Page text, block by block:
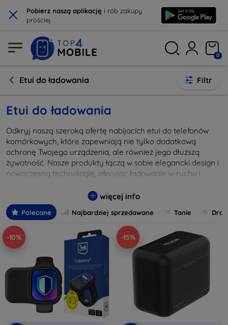
× Pobierz naszą aplikację i rób zakupy
prościej
0
Etui do ładowania Filtr
Etui do ładowania
Odkryj naszą szeroką ofertę nabíjacích etui do telefonów
komórkowych, które zapewniają nie tylko dodatkową
ochronę Twojego urządzenia, ale również jego dłuższą
żywotność. Nasze produkty łączą w sobie elegancki design i
nowoczesną technologię, oferując ładowanie w ruchu i
czy powerbanków. Dzięki inteligentnym funkcjom, jak
zarządzanie energią i ochrona przed przegrzaniem, możesz
być pewien, że Twoje urządzenie jest w dobrych rękach.
Wybierz idealne rozwiązanie dostosowane do Twojego stylu
życia i ciesz się komfortem bez ograniczeń!
więcej info
Polecane Najbardziej sprzedawane Tanie
-10% -15%